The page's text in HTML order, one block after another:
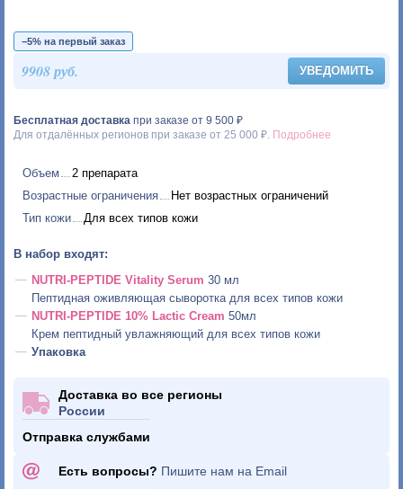
−5% на первый заказ
9908 руб. УВЕДОМИТЬ
Бесплатная доставка при заказе от 9 500 ₽
Для отдалённых регионов при заказе от 25 000 ₽. Подробнее
Объем
2 препарата
Возрастные ограничения
Нет возрастных ограничений
Тип кожи
Для всех типов кожи
В набор входят:
NUTRI-PEPTIDE Vitality Serum 30 мл
Пептидная оживляющая сыворотка для всех типов кожи
NUTRI-PEPTIDE 10% Lactic Cream 50мл
Крем пептидный увлажняющий для всех типов кожи
Упаковка
Доставка во все регионы
России
Отправка службами
Есть вопросы? Пишите нам на Email